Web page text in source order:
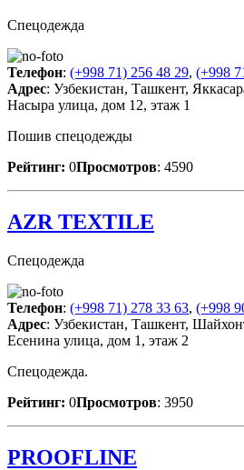
Спецодежда
Телефон: (+998 71) 256 48 29, (+998
Адрес: Узбекистан, Ташкент,
Насыра улица, дом 12, этаж 1
Пошив спецодежды
Рейтинг: 0Просмотров: 4590
AZR TEXTILE
Спецодежда
Телефон: (+998 71) 278 33 63, (+998
Адрес: Узбекистан, Ташкент,
Есенина улица, дом 1, этаж 2
Спецодежда.
Рейтинг: 0Просмотров: 3950
PROOFLINE